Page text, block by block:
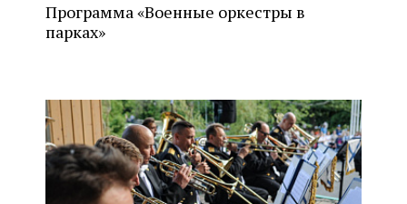
Программа «Военные оркестры в
парках»